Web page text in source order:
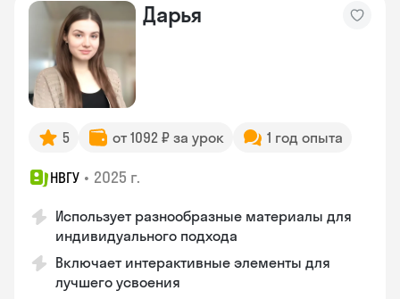
Дарья
5 от 1092 ₽ за урок 1 год опыта
НВГУ • 2025 г.
Использует разнообразные материалы для
индивидуального подхода
Включает интерактивные элементы для
лучшего усвоения